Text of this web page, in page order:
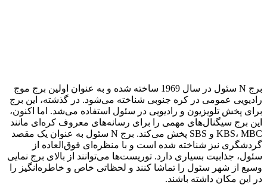
برج N سئول در سال 1969 ساخته شده و به عنوان اولین برج موج
رادیویی عمومی در کره جنوبی شناخته می‌شود. در گذشته، این برج
برای پخش تلویزیون و رادیویی در سئول استفاده می‌شد. اما اکنون،
این برج سیگنال‌های مهمی را برای رسانه‌های معروف کره‌ای مانند
KBS، MBC و SBS پخش می‌کند. برج N سئول به عنوان یک مقصد
گردشگری نیز شناخته شده است و با منظره‌ای فوق‌العاده از
سئول، جذابیت بسیاری دارد. توریست‌ها می‌توانند از بالای برج نمایی
وسیع از شهر سئول را تماشا کنند و لحظاتی خاص و خاطره‌انگیز را
در این مکان داشته باشند.